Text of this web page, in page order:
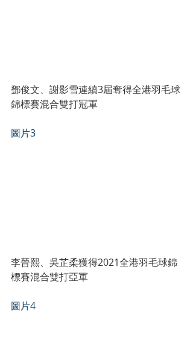
鄧俊文、謝影雪連續3屆奪得全港羽毛球
錦標賽混合雙打冠軍
圖片3
李晉熙、吳芷柔獲得2021全港羽毛球錦
標賽混合雙打亞軍
圖片4